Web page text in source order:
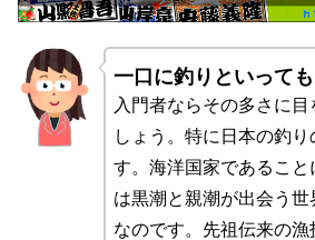
一口に釣りといって
入門者ならその多さに
しょう。特に日本の釣
す。海洋国家であるこ
は黒潮と親潮が出会う
なのです。先祖伝来の漁